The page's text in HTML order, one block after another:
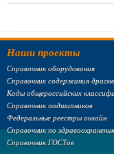
Наши проекты
Справочник оборудования
Справочник содержания
Коды общероссийских
Справочник подшипников
Федеральные реестры онлайн
Справочник по
Справочник ГОСТов